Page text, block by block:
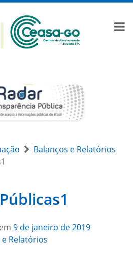
Balanços e Relatórios
9 de janeiro de 2019
e Relatórios